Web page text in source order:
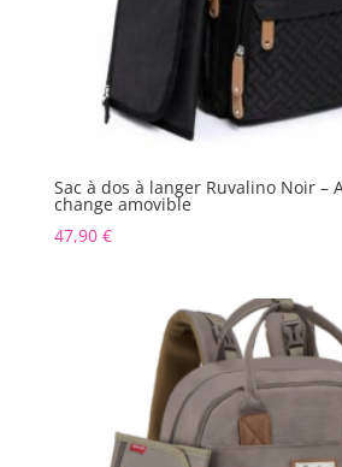
Sac à dos à langer Ruvalino Noir –
change amovible
47,90 €